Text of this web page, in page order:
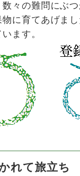
々の難問にぶ
に育てあげま
ます。
れて旅立ち